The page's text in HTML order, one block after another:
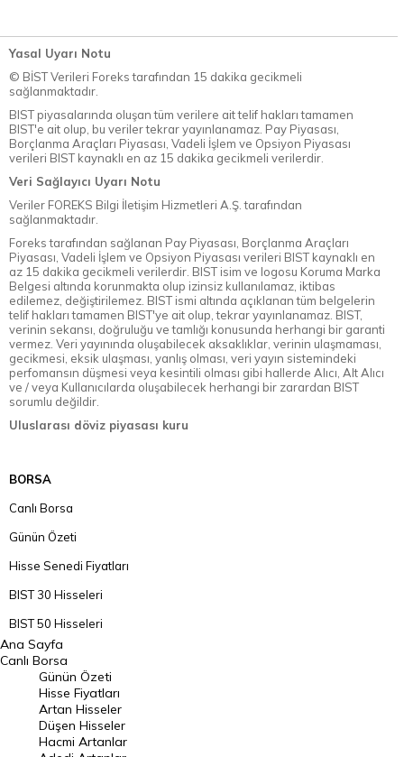
Yasal Uyarı Notu
© BİST Verileri Foreks tarafından 15 dakika gecikmeli
sağlanmaktadır.
BIST piyasalarında oluşan tüm verilere ait telif hakları tamamen
BIST'e ait olup, bu veriler tekrar yayınlanamaz. Pay Piyasası,
Borçlanma Araçları Piyasası, Vadeli İşlem ve Opsiyon Piyasası
verileri BIST kaynaklı en az 15 dakika gecikmeli verilerdir.
Veri Sağlayıcı Uyarı Notu
Veriler FOREKS Bilgi İletişim Hizmetleri A.Ş. tarafından
sağlanmaktadır.
Foreks tarafından sağlanan Pay Piyasası, Borçlanma Araçları
Piyasası, Vadeli İşlem ve Opsiyon Piyasası verileri BIST kaynaklı en
az 15 dakika gecikmeli verilerdir. BIST isim ve logosu Koruma Marka
Belgesi altında korunmakta olup izinsiz kullanılamaz, iktibas
edilemez, değiştirilemez. BIST ismi altında açıklanan tüm belgelerin
telif hakları tamamen BIST'ye ait olup, tekrar yayınlanamaz. BIST,
verinin sekansı, doğruluğu ve tamlığı konusunda herhangi bir garanti
vermez. Veri yayınında oluşabilecek aksaklıklar, verinin ulaşmaması,
gecikmesi, eksik ulaşması, yanlış olması, veri yayın sistemindeki
perfomansın düşmesi veya kesintili olması gibi hallerde Alıcı, Alt Alıcı
ve / veya Kullanıcılarda oluşabilecek herhangi bir zarardan BIST
sorumlu değildir.
Uluslarası döviz piyasası kuru
BORSA
Canlı Borsa
Günün Özeti
Hisse Senedi Fiyatları
BIST 30 Hisseleri
BIST 50 Hisseleri
BIST 100 Hisseleri
En Çok Artan Hisseler
En Çok Düşen Hisseler
Hacmi Artanlar
Ana Sayfa
Canlı Borsa
Günün Özeti
Hisse Fiyatları
Artan Hisseler
Düşen Hisseler
Hacmi Artanlar